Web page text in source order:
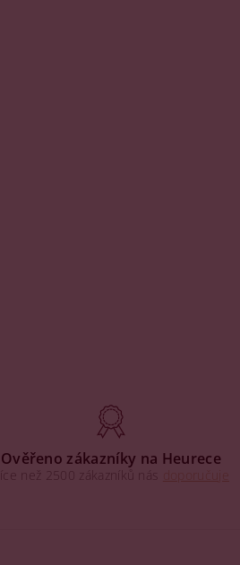
Ověřeno zákazníky na Heurece
Více než 2500 zákazníků nás